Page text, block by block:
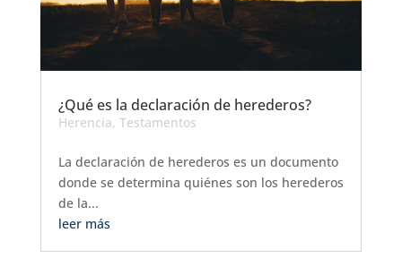
¿Qué es la declaración de herederos?
Herencia, Testamentos
La declaración de herederos es un documento
donde se determina quiénes son los herederos
de la...
leer más